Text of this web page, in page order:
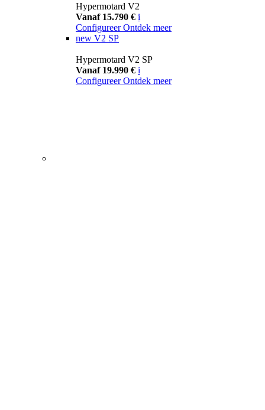
Hypermotard V2
Vanaf 15.790 € i
Configureer Ontdek meer
new V2 SP
Hypermotard V2 SP
Vanaf 19.990 € i
Configureer Ontdek meer